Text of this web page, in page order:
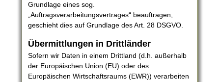
Grundlage eines sog.
„Auftragsverarbeitungsvertrages“ beauftragen,
geschieht dies auf Grundlage des Art. 28 DSGVO.
Übermittlungen in Drittländer
Sofern wir Daten in einem Drittland (d.h. außerhalb
der Europäischen Union (EU) oder des
Europäischen Wirtschaftsraums (EWR)) verarbeiten